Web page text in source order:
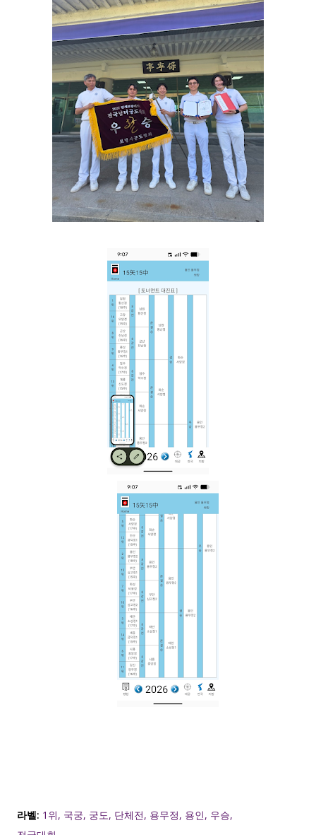
라벨: 1위 국궁 궁도 단체전 용무정 용인 우승